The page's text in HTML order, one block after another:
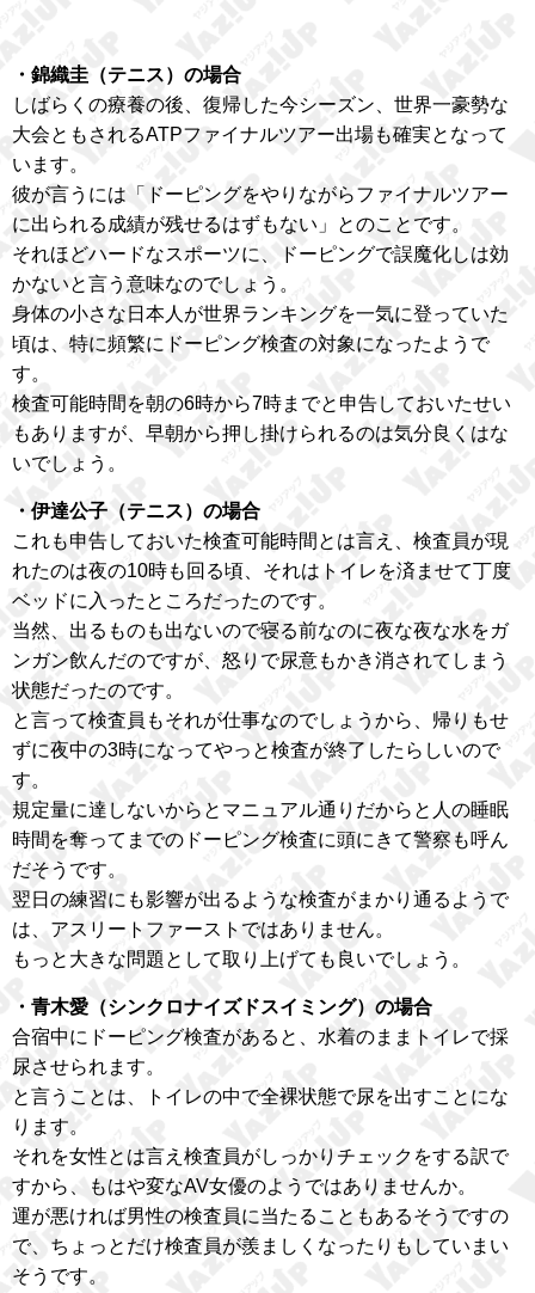
・錦織圭（テニス）の場合
しばらくの療養の後、復帰した今シーズン、世界一豪勢な
大会ともされるATPファイナルツアー出場も確実となって
います。
彼が言うには「ドーピングをやりながらファイナルツアー
に出られる成績が残せるはずもない」とのことです。
それほどハードなスポーツに、ドーピングで誤魔化しは効
かないと言う意味なのでしょう。
身体の小さな日本人が世界ランキングを一気に登っていた
頃は、特に頻繁にドーピング検査の対象になったようで
す。
検査可能時間を朝の6時から7時までと申告しておいたせい
もありますが、早朝から押し掛けられるのは気分良くはな
いでしょう。
・伊達公子（テニス）の場合
これも申告しておいた検査可能時間とは言え、検査員が現
れたのは夜の10時も回る頃、それはトイレを済ませて丁度
ベッドに入ったところだったのです。
当然、出るものも出ないので寝る前なのに夜な夜な水をガ
ンガン飲んだのですが、怒りで尿意もかき消されてしまう
状態だったのです。
と言って検査員もそれが仕事なのでしょうから、帰りもせ
ずに夜中の3時になってやっと検査が終了したらしいので
す。
規定量に達しないからとマニュアル通りだからと人の睡眠
時間を奪ってまでのドーピング検査に頭にきて警察も呼ん
だそうです。
翌日の練習にも影響が出るような検査がまかり通るようで
は、アスリートファーストではありません。
もっと大きな問題として取り上げても良いでしょう。
・青木愛（シンクロナイズドスイミング）の場合
合宿中にドーピング検査があると、水着のままトイレで採
尿させられます。
と言うことは、トイレの中で全裸状態で尿を出すことにな
ります。
それを女性とは言え検査員がしっかりチェックをする訳で
すから、もはや変なAV女優のようではありませんか。
運が悪ければ男性の検査員に当たることもあるそうですの
で、ちょっとだけ検査員が羨ましくなったりもしていまい
そうです。